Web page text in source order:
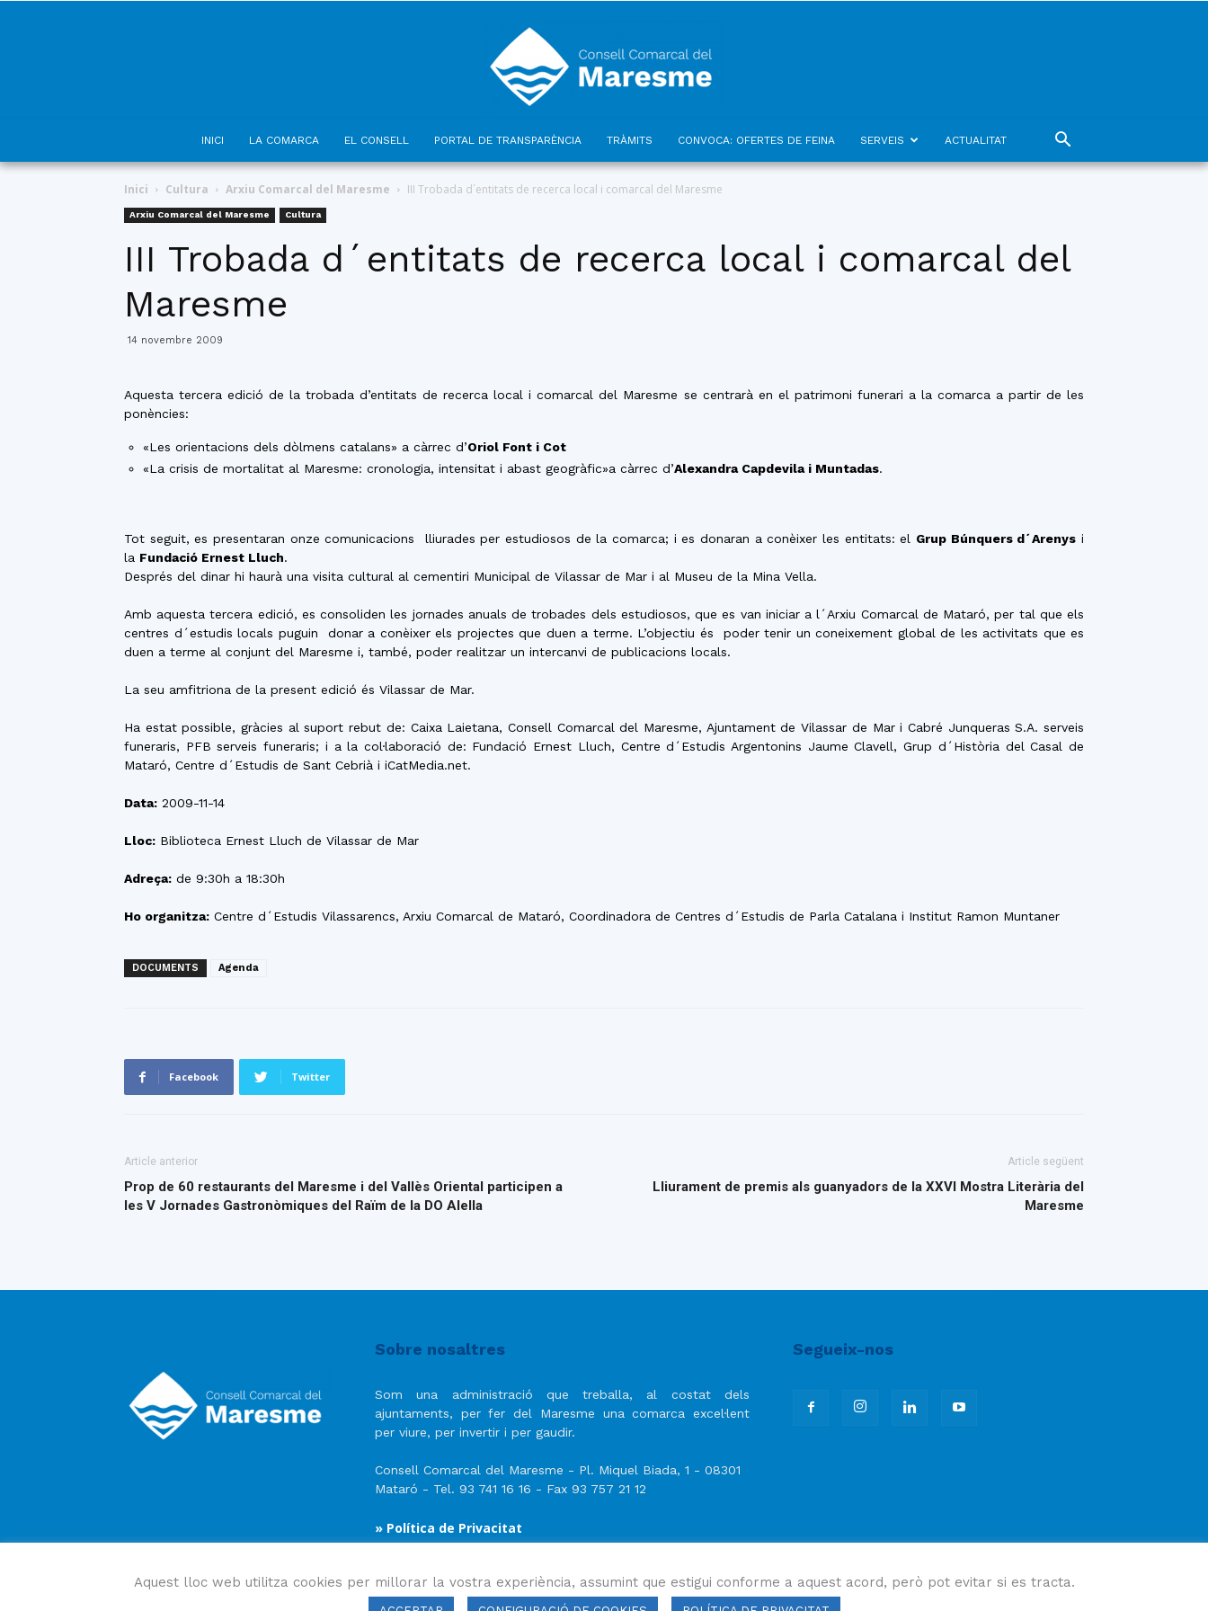
INICI LA COMARCA EL CONSELL PORTAL DE TRANSPARÈNCIA TRÀMITS CONVOCA: OFERTES DE FEINA SERVEIS ACTUALITAT
Inici Cultura Arxiu Comarcal del Maresme III Trobada d´entitats de recerca local i comarcal del Maresme
Arxiu Comarcal del Maresme Cultura
III Trobada d´entitats de recerca local i comarcal del
Maresme
14 novembre 2009
Aquesta tercera edició de la trobada d’entitats de recerca local i comarcal del Maresme se centrarà en el patrimoni funerari a la comarca a partir de les
ponències:
«Les orientacions dels dòlmens catalans» a càrrec d’Oriol Font i Cot
«La crisis de mortalitat al Maresme: cronologia, intensitat i abast geogràfic»a càrrec d’Alexandra Capdevila i Muntadas.
Tot seguit, es presentaran onze comunicacions lliurades per estudiosos de la comarca; i es donaran a conèixer les entitats: el Grup Búnquers d´Arenys i
la Fundació Ernest Lluch.
Després del dinar hi haurà una visita cultural al cementiri Municipal de Vilassar de Mar i al Museu de la Mina Vella.
Amb aquesta tercera edició, es consoliden les jornades anuals de trobades dels estudiosos, que es van iniciar a l´Arxiu Comarcal de Mataró, per tal que els
centres d´estudis locals puguin donar a conèixer els projectes que duen a terme. L’objectiu és poder tenir un coneixement global de les activitats que es
duen a terme al conjunt del Maresme i, també, poder realitzar un intercanvi de publicacions locals.
La seu amfitriona de la present edició és Vilassar de Mar.
Ha estat possible, gràcies al suport rebut de: Caixa Laietana, Consell Comarcal del Maresme, Ajuntament de Vilassar de Mar i Cabré Junqueras S.A. serveis
funeraris, PFB serveis funeraris; i a la col·laboració de: Fundació Ernest Lluch, Centre d´Estudis Argentonins Jaume Clavell, Grup d´Història del Casal de
Mataró, Centre d´Estudis de Sant Cebrià i iCatMedia.net.
Data: 2009-11-14
Lloc: Biblioteca Ernest Lluch de Vilassar de Mar
Adreça: de 9:30h a 18:30h
Ho organitza: Centre d´Estudis Vilassarencs, Arxiu Comarcal de Mataró, Coordinadora de Centres d´Estudis de Parla Catalana i Institut Ramon Muntaner
DOCUMENTS Agenda
Facebook Twitter
Article anterior
Prop de 60 restaurants del Maresme i del Vallès Oriental participen a
les V Jornades Gastronòmiques del Raïm de la DO Alella
Article següent
Lliurament de premis als guanyadors de la XXVI Mostra Literària del
Maresme
Sobre nosaltres
Som una administració que treballa, al costat dels
ajuntaments, per fer del Maresme una comarca excel·lent
per viure, per invertir i per gaudir.
Consell Comarcal del Maresme - Pl. Miquel Biada, 1 - 08301
Mataró - Tel. 93 741 16 16 - Fax 93 757 21 12
» Política de Privacitat
Segueix-nos
Aquest lloc web utilitza cookies per millorar la vostra experiència, assumint que estigui conforme a aquest acord, però pot evitar si es tracta.